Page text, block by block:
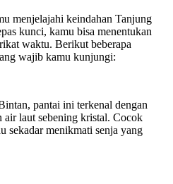
menjelajahi keindahan Tanjung
kunci, kamu bisa menentukan
waktu. Berikut beberapa
wajib kamu kunjungi:
pantai ini terkenal dengan
air laut sebening kristal. Cocok
sekadar menikmati senja yang